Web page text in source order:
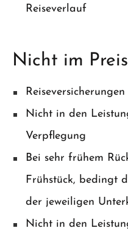
Reiseverlauf
Nicht im
Reiseversicherungen
Nicht in den
Verpflegung
Bei sehr frühem
Frühstück, bedingt
der jeweiligen
Nicht in den